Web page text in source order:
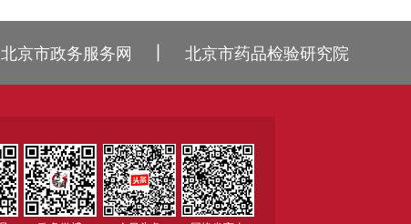
北京市政务服务网 北京市药品检验研究院